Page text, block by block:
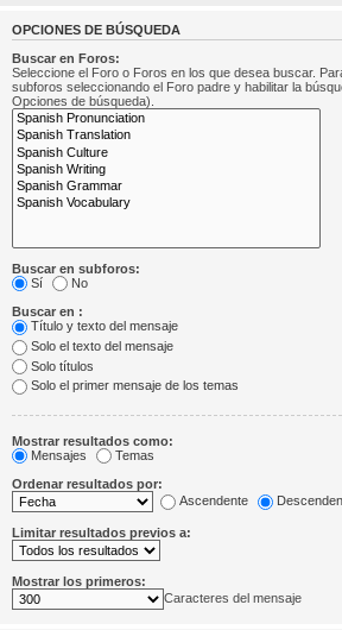
OPCIONES DE BÚSQUEDA
Buscar en Foros:
Seleccione el Foro o Foros en los que desea buscar.
subforos seleccionando el Foro padre y habilitar la
Opciones de búsqueda).
Buscar en subforos:
Sí
No
Buscar en :
Título y texto del mensaje
Solo el texto del mensaje
Solo títulos
Solo el primer mensaje de los temas
Mostrar resultados como:
Mensajes
Temas
Ordenar resultados por:
Ascendente
Limitar resultados previos a:
Mostrar los primeros:
Caracteres del mensaje